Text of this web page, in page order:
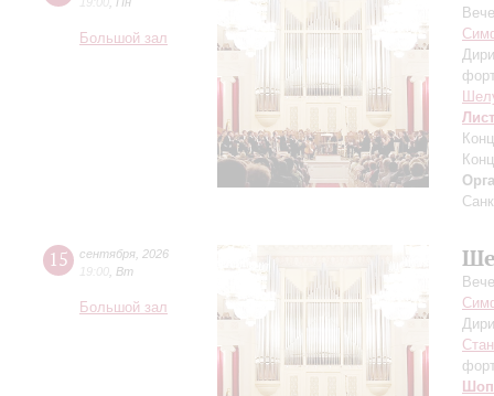
Большой зал
Лист
15 сентября 2026
19:00 Вт
Большой зал